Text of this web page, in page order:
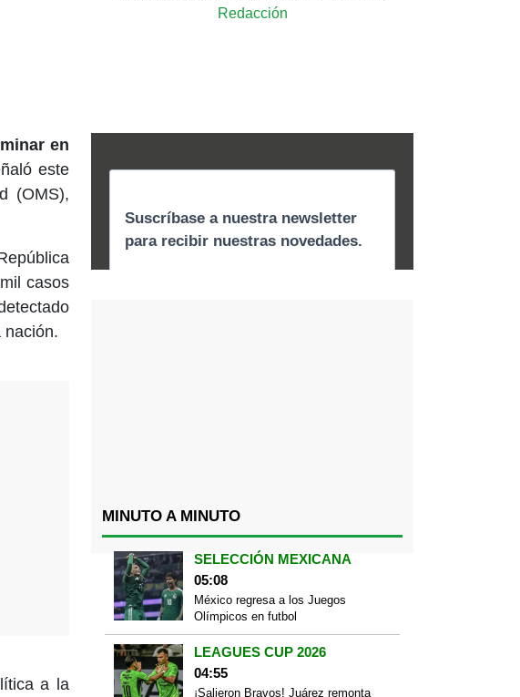
Redacción
en
este
(OMS),
casos
nación.
a la
MINUTO A MINUTO
SELECCIÓN MEXICANA
05:08
México regresa a los Juegos
Olímpicos en futbol
LEAGUES CUP 2026
04:55
¡Salieron Bravos! Juárez remonta